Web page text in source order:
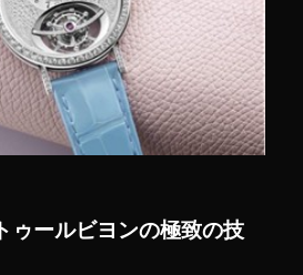
ゥールビヨンの極致の技